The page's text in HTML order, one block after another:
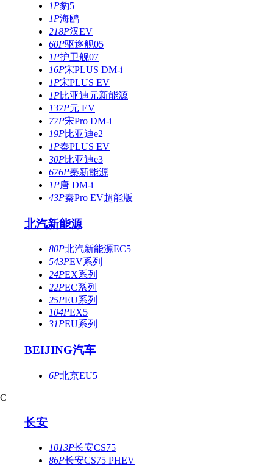
1P豹5
1P海鸥
218P汉EV
60P驱逐舰05
1P护卫舰07
16P宋PLUS DM-i
1P宋PLUS EV
1P比亚迪元新能源
137P元 EV
77P宋Pro DM-i
19P比亚迪e2
1P秦PLUS EV
30P比亚迪e3
676P秦新能源
1P唐 DM-i
43P秦Pro EV超能版
北汽新能源
80P北汽新能源EC5
543PEV系列
24PEX系列
22PEC系列
25PEU系列
104PEX5
31PEU系列
BEIJING汽车
6P北京EU5
C
长安
1013P长安CS75
86P长安CS75 PHEV